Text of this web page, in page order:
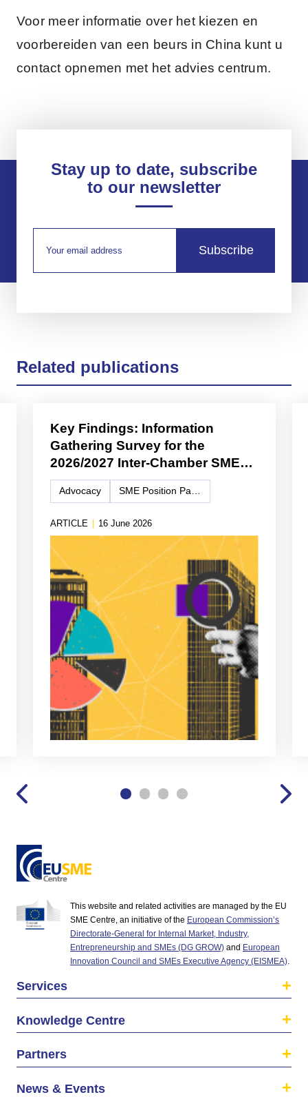
Voor meer informatie over het kiezen en
voorbereiden van een beurs in China kunt u
contact opnemen met het advies centrum.
Stay up to date, subscribe
to our newsletter
Subscribe
Related publications
Key Findings: Information
Gathering Survey for the
2026/2027 Inter-Chamber SME
WG Position Paper
ARTICLE 16 June 2026
Advocacy SME Position Paper
This website and related activities are managed by the EU
SME Centre, an initiative of the European Commission’s
Directorate-General for Internal Market, Industry,
Entrepreneurship and SMEs (DG GROW) and European
Innovation Council and SMEs Executive Agency (EISMEA).
Services
Knowledge Centre
Partners
News & Events